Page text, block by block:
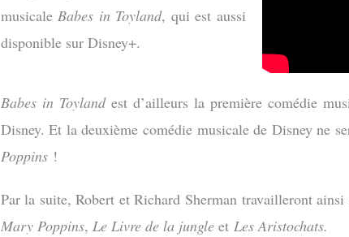
musicaleBabes in Toyland, qui est aussi
disponible sur Disney+.
Babes in Toylandest d’ailleurs la première comédie
Disney. Et la deuxième comédie musicale de Disney ne
Poppins!
Par la suite, Robert et Richard Sherman travailleront
Mary Poppins, Le Livre de la jungleet Les Aristochats.